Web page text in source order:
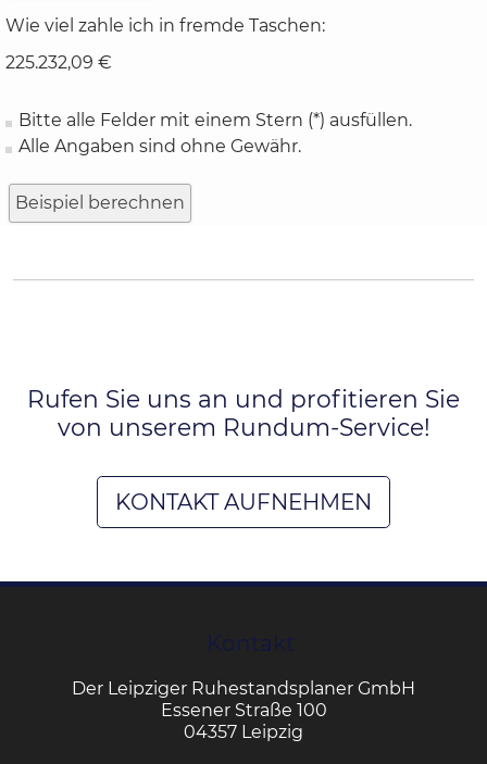
Wie viel zahle ich in fremde Taschen:
225.232,09 €
Bitte alle Felder mit einem Stern (*) ausfüllen.
Alle Angaben sind ohne Gewähr.
Rufen Sie uns an und profitieren Sie
von unserem Rundum-Service!
KONTAKT AUFNEHMEN
Kontakt
Der Leipziger Ruhestandsplaner GmbH
Essener Straße 100
04357 Leipzig